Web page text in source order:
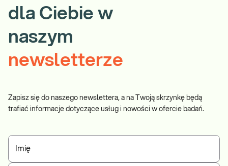
dla Ciebie w
naszym
newsletterze
Zapisz się do naszego newslettera, a na Twoją skrzynkę będą
trafiać informacje dotyczące usług i nowości w ofercie badań.
Imię